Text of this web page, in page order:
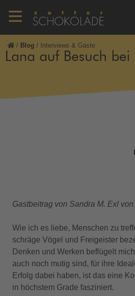
/ Blog / Interviews & Gäste
Lana auf Besuch bei
Gastbeitrag von Sandra M. Exl
Wie ich es liebe, Menschen zu
schräge Vögel und Freigeister
Denken und Werken beflügelt
auch noch mutig sind, für ihre
Erfolg dabei haben, ist das eine
in höchstem Grade fasziniert.